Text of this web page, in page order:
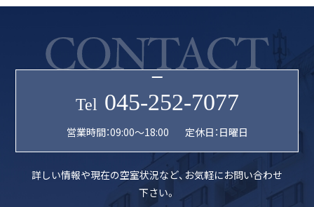
Tel 045-252-7077
営業時間：09:00〜18:00 定休日：日曜日
詳しい情報や現在の空室状況など、 お気軽にお問い合わせ
下さい。